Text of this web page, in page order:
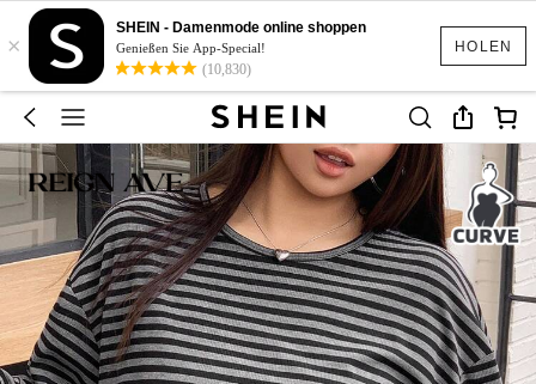
HOLEN
×
SHEIN - Damenmode online shoppen
Genießen Sie App-Special!
(10,830)